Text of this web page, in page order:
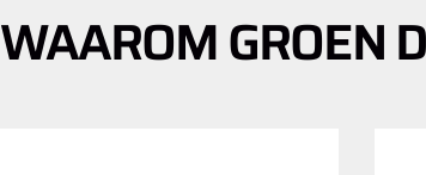
WAAROM GROEN